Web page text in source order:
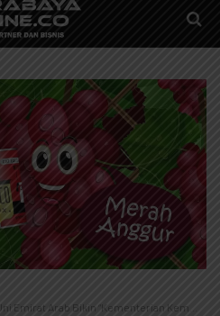
Uni Emirat Arab Bikin “Kementerian Kemungkinan”